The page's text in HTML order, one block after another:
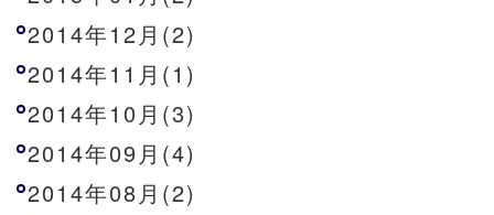
2014年12月(2)
2014年11月(1)
2014年10月(3)
2014年09月(4)
2014年08月(2)